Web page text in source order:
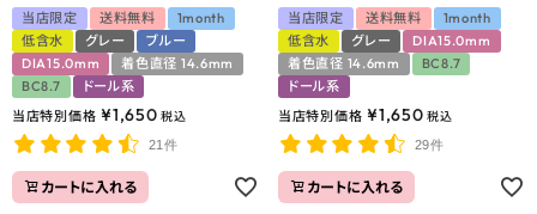
当店限定 送料無料
1month
低含水
グレー
ブルー
DIA15.0mm
着色直径 14.6mm
BC8.7
ドール系
当店特別価格 ¥1,650 税込
21件
カートに入れる
当店限定 送料無料
1month
低含水
グレー
DIA15.0mm
着色直径 14.6mm
BC8.7
ドール系
当店特別価格 ¥1,650 税込
29件
カートに入れる